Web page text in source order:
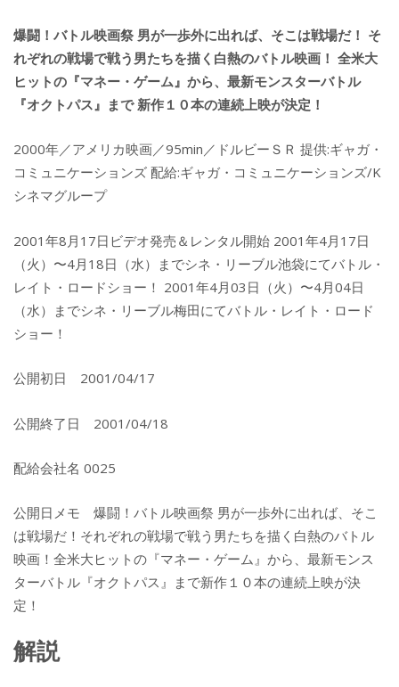
爆闘！バトル映画祭 男が一歩外に出れば、そこは戦場だ！ そ
れぞれの戦場で戦う男たちを描く白熱のバトル映画！ 全米大
ヒットの『マネー・ゲーム』から、最新モンスターバトル
『オクトパス』まで 新作１０本の連続上映が決定！
2000年／アメリカ映画／95min／ドルビーＳＲ 提供:ギャガ・
コミュニケーションズ 配給:ギャガ・コミュニケーションズ/K
シネマグループ
2001年8月17日ビデオ発売＆レンタル開始 2001年4月17日
（火）〜4月18日（水）までシネ・リーブル池袋にてバトル・
レイト・ロードショー！ 2001年4月03日（火）〜4月04日
（水）までシネ・リーブル梅田にてバトル・レイト・ロード
ショー！
公開初日 2001/04/17
公開終了日 2001/04/18
配給会社名 0025
公開日メモ 爆闘！バトル映画祭 男が一歩外に出れば、そこ
は戦場だ！それぞれの戦場で戦う男たちを描く白熱のバトル
映画！全米大ヒットの『マネー・ゲーム』から、最新モンス
ターバトル『オクトパス』まで新作１０本の連続上映が決
定！
解説